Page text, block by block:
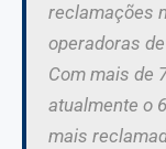
reclamações
operadoras
Com mais de
atualmente o
mais